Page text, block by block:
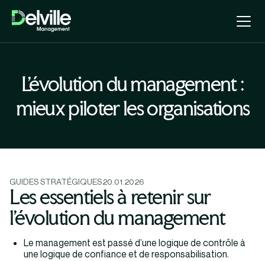
L’évolution du management :
mieux piloter les organisations
GUIDES STRATÉGIQUES20.01.2026
Les essentiels à retenir sur
l’évolution du management
Le management est passé d’une logique de contrôle à
une logique de confiance et de responsabilisation.